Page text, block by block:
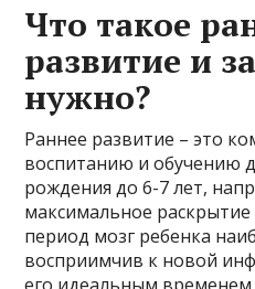
Что такое
развитие и
нужно?
Раннее развитие – это
воспитанию и обучению
рождения до 6-7 лет,
максимальное
период мозг ребенка
восприимчив к новой